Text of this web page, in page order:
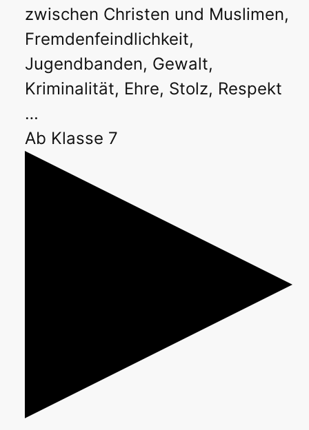
zwischen Christen und Muslimen,
Fremdenfeindlichkeit,
Jugendbanden, Gewalt,
Kriminalität, Ehre, Stolz, Respekt
…
Ab Klasse 7